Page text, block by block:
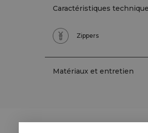
Caractéristiques
Zippers
Matériaux et entretien